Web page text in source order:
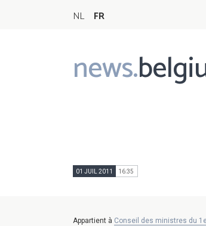
NL FR
news.
Main
navigation
01 JUIL 2011 16:35
Appartient à Conseil des ministres du